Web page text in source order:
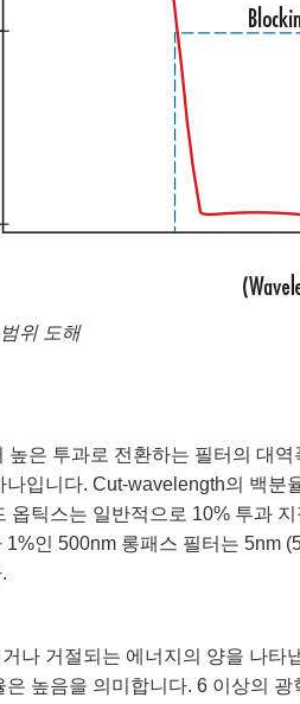
위 도해
높은 투과로 전환하는 필터의 대
입니다. Cut-wavelength의 백
옵틱스는 일반적으로 10% 투과
인 500nm 롱패스 필터는 5nm
나 거절되는 에너지의 양을 나타
높음을 의미합니다. 6 이상의